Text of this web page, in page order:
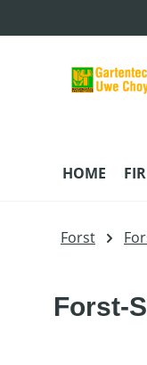
HOME
Forst
Forst-